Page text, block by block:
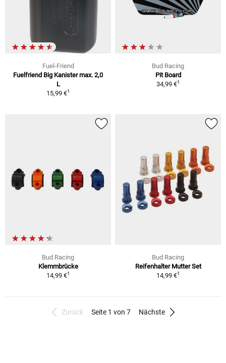
Fuel-Friend
Fuelfriend Big Kanister max. 2,0
L
15,99 €1
Bud Racing
Pit Board
34,99 €1
Bud Racing
Klemmbrücke
14,99 €1
Bud Racing
Reifenhalter Mutter Set
14,99 €1
Zurück Seite 1 von 7 Nächste